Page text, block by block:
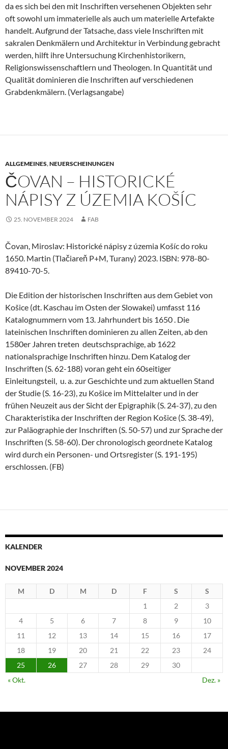
da es sich bei den mit Inschriften versehenen Objekten sehr
oft sowohl um immaterielle als auch um materielle Artefakte
handelt. Aufgrund der Tatsache, dass viele Inschriften mit
sakralen Denkmälern und Architektur in Verbindung gebracht
werden, hilft ihre Untersuchung Kirchenhistorikern,
Religionswissenschaftlern und Theologen. In Quantität und
Qualität dominieren die Inschriften auf verschiedenen
Grabdenkmälern. (Verlagsangabe)
ALLGEMEINES,NEUERSCHEINUNGEN
ČOVAN – HISTORICKÉ
NÁPISY Z ÚZEMIA KOŠÍC
25. NOVEMBER 2024 FAB
Čovan, Miroslav: Historické nápisy z územia Košíc do roku
1650. Martin (Tlačiareň P+M, Turany) 2023. ISBN: 978-80-
89410-70-5.
Die Edition der historischen Inschriften aus dem Gebiet von
Košice (dt. Kaschau im Osten der Slowakei) umfasst 116
Katalognummern vom 13. Jahrhundert bis 1650 . Die
lateinischen Inschriften dominieren zu allen Zeiten, ab den
1580er Jahren treten deutschsprachige, ab 1622
nationalsprachige Inschriften hinzu. Dem Katalog der
Inschriften (S. 62-188) voran geht ein 60seitiger
Einleitungsteil, u. a. zur Geschichte und zum aktuellen Stand
der Studie (S. 16-23), zu Košice im Mittelalter und in der
frühen Neuzeit aus der Sicht der Epigraphik (S. 24-37), zu den
Charakteristika der Inschriften der Region Košice (S. 38-49),
zur Paläographie der Inschriften (S. 50-57) und zur Sprache der
Inschriften (S. 58-60). Der chronologisch geordnete Katalog
wird durch ein Personen- und Ortsregister (S. 191-195)
erschlossen. (FB)
KALENDER
NOVEMBER 2024
M D M D F S
S
1
2
3
4
5 6 7 8 9
10
11
12 13 14 15 16
17
18
19 20 21 22 23
24
25
26 27 28 29
30
« Okt.
Dez. »